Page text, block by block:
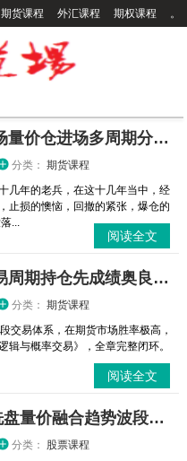
期货课程 外汇课程 期权课程 。
虎哥 方向研判阻力止损位进场量价仓进场多周期分析交易 期货实战培训视频课程
分类： 期货课程
几年的老兵，在这十几年当中，经
止损的懊恼，回撤的紧张，爆仓的
...
阅读全文
杨乔茵 速度角度结构分析交易周期持仓先成绩奥良交易策略 期货内部培训视频课程
分类： 期货课程
交易体系，在期货市场胜率极高，
辑与概率交易》，全章完整闭环。
阅读全文
老马掘金 核心K线主力诱空洗盘量价融合趋势波段三维共振锁筹选股 股票内部培训视频课程
分类： 股票课程